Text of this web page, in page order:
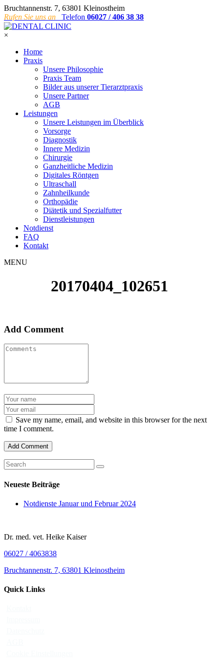
Bruchtannenstr. 7, 63801 Kleinostheim
Rufen Sie uns an
Telefon 06027 / 406 38 38
×
Home
Praxis
Unsere Philosophie
Praxis Team
Bilder aus unserer Tierarztpraxis
Unsere Partner
AGB
Leistungen
Unsere Leistungen im Überblick
Vorsorge
Diagnostik
Innere Medizin
Chirurgie
Ganzheitliche Medizin
Digitales Röntgen
Ultraschall
Zahnheilkunde
Orthopädie
Diätetik und Spezialfutter
Dienstleistungen
Notdienst
FAQ
Kontakt
MENU
20170404_102651
Add Comment
Save my name, email, and website in this browser for the next
time I comment.
Neueste Beiträge
Notdienste Januar und Februar 2024
Dr. med. vet. Heike Kaiser
06027 / 4063838
Bruchtannenstr. 7, 63801 Kleinostheim
Quick Links